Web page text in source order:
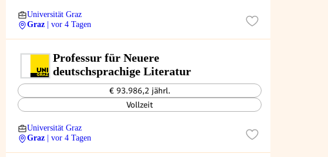
Universität Graz
Graz
| vor 4 Tagen
Professur für Neuere
deutschsprachige Literatur
€ 93.986,2 jährl.
Vollzeit
Universität Graz
Graz
| vor 4 Tagen